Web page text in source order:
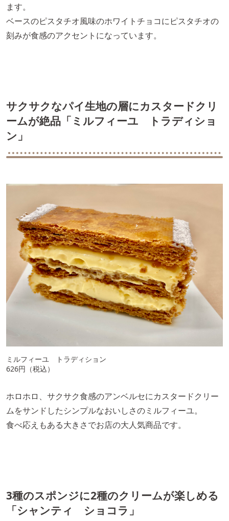
ます。
ベースのピスタチオ風味のホワイトチョコにピスタチオの
刻みが食感のアクセントになっています。
サクサクなパイ生地の層にカスタードクリ
ームが絶品「ミルフィーユ トラディショ
ン」
ミルフィーユ トラディション
626円（税込）
ホロホロ、サクサク食感のアンベルセにカスタードクリー
ムをサンドしたシンプルなおいしさのミルフィーユ。
食べ応えもある大きさでお店の大人気商品です。
3種のスポンジに2種のクリームが楽しめる
「シャンティ ショコラ」